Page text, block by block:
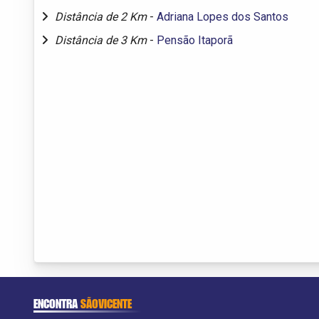
Distância de 2 Km - Adriana Lopes dos Santos
Distância de 3 Km - Pensão Itaporã
ENCONTRASÃOVICENTE